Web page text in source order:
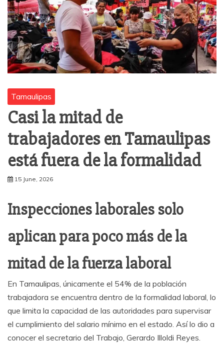
Tamaulipas
Casi la mitad de
trabajadores en Tamaulipas
está fuera de la formalidad
15 June, 2026
Inspecciones laborales solo
aplican para poco más de la
mitad de la fuerza laboral
En Tamaulipas, únicamente el 54% de la población
trabajadora se encuentra dentro de la formalidad laboral, lo
que limita la capacidad de las autoridades para supervisar
el cumplimiento del salario mínimo en el estado. Así lo dio a
conocer el secretario del Trabajo, Gerardo Illoldi Reyes.